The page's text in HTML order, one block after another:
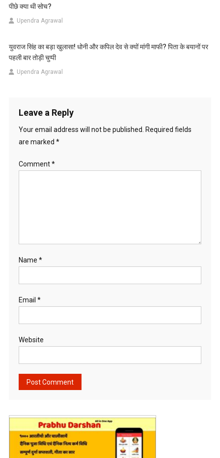
पीछे क्या थी सोच?
Upendra Agrawal
युवराज सिंह का बड़ा खुलासा! धोनी और कपिल देव से क्यों मांगी माफी? पिता के बयानों पर
पहली बार तोड़ी चुप्पी
Upendra Agrawal
Leave a Reply
Your email address will not be published.
Required fields
are marked *
Comment*
Name *
Email *
Website